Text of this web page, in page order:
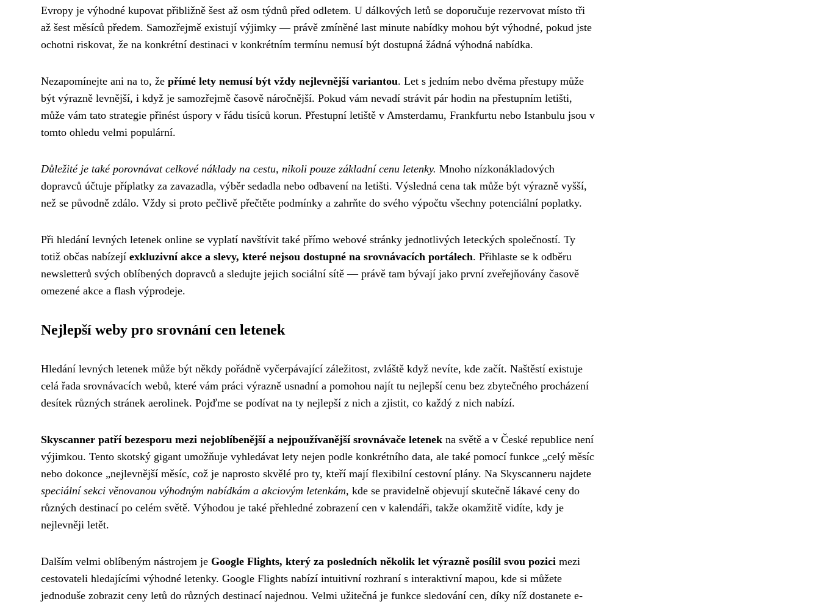
Evropy je výhodné kupovat přibližně šest až osm týdnů před odletem. U dálkových letů se doporučuje rezervovat místo tři
až šest měsíců předem. Samozřejmě existují výjimky — právě zmíněné last minute nabídky mohou být výhodné, pokud jste
ochotni riskovat, že na konkrétní destinaci v konkrétním termínu nemusí být dostupná žádná výhodná nabídka.
Nezapomínejte ani na to, že přímé lety nemusí být vždy nejlevnější variantou. Let s jedním nebo dvěma přestupy může
být výrazně levnější, i když je samozřejmě časově náročnější. Pokud vám nevadí strávit pár hodin na přestupním letišti,
může vám tato strategie přinést úspory v řádu tisíců korun. Přestupní letiště v Amsterdamu, Frankfurtu nebo Istanbulu jsou v
tomto ohledu velmi populární.
Důležité je také porovnávat celkové náklady na cestu, nikoli pouze základní cenu letenky. Mnoho nízkonákladových
dopravců účtuje příplatky za zavazadla, výběr sedadla nebo odbavení na letišti. Výsledná cena tak může být výrazně vyšší,
než se původně zdálo. Vždy si proto pečlivě přečtěte podmínky a zahrňte do svého výpočtu všechny potenciální poplatky.
Při hledání levných letenek online se vyplatí navštívit také přímo webové stránky jednotlivých leteckých společností. Ty
totiž občas nabízejí exkluzivní akce a slevy, které nejsou dostupné na srovnávacích portálech. Přihlaste se k odběru
newsletterů svých oblíbených dopravců a sledujte jejich sociální sítě — právě tam bývají jako první zveřejňovány časově
omezené akce a flash výprodeje.
Nejlepší weby pro srovnání cen letenek
Hledání levných letenek může být někdy pořádně vyčerpávající záležitost, zvláště když nevíte, kde začít. Naštěstí existuje
celá řada srovnávacích webů, které vám práci výrazně usnadní a pomohou najít tu nejlepší cenu bez zbytečného procházení
desítek různých stránek aerolinek. Pojďme se podívat na ty nejlepší z nich a zjistit, co každý z nich nabízí.
Skyscanner patří bezesporu mezi nejoblíbenější a nejpoužívanější srovnávače letenek na světě a v České republice není
výjimkou. Tento skotský gigant umožňuje vyhledávat lety nejen podle konkrétního data, ale také pomocí funkce „celý měsíc
nebo dokonce „nejlevnější měsíc, což je naprosto skvělé pro ty, kteří mají flexibilní cestovní plány. Na Skyscanneru najdete
speciální sekci věnovanou výhodným nabídkám a akciovým letenkám, kde se pravidelně objevují skutečně lákavé ceny do
různých destinací po celém světě. Výhodou je také přehledné zobrazení cen v kalendáři, takže okamžitě vidíte, kdy je
nejlevněji letět.
Dalším velmi oblíbeným nástrojem je Google Flights, který za posledních několik let výrazně posílil svou pozici mezi
cestovateli hledajícími výhodné letenky. Google Flights nabízí intuitivní rozhraní s interaktivní mapou, kde si můžete
jednoduše zobrazit ceny letů do různých destinací najednou. Velmi užitečná je funkce sledování cen, díky níž dostanete e-